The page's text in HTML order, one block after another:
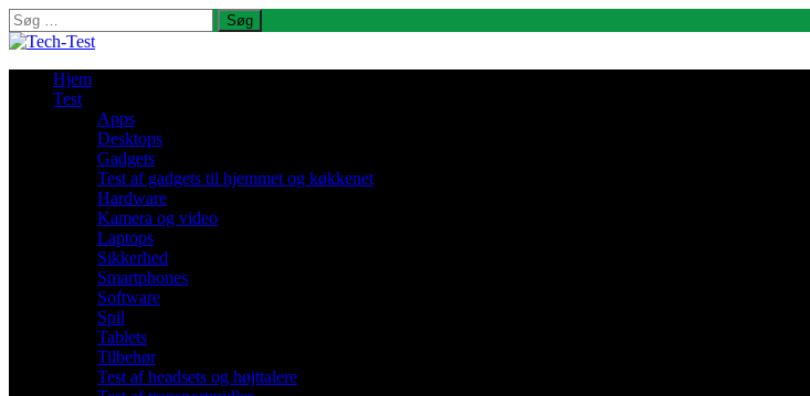
Søg
efter:
Hjem
Test
Apps
Desktops
Gadgets
Test af gadgets til hjemmet og køkkenet
Hardware
Kamera og video
Laptops
Sikkerhed
Smartphones
Software
Spil
Tablets
Tilbehør
Test af headsets og højttalere